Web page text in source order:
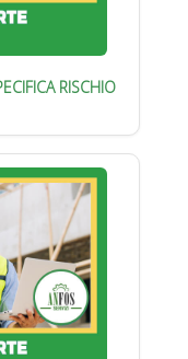
RISCHIO